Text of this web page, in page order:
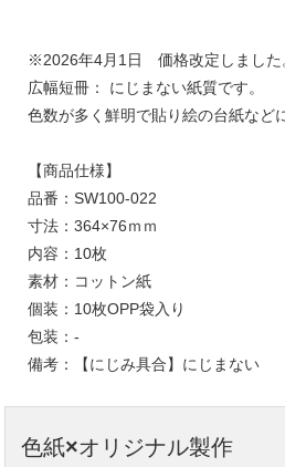
※2026年4月1日 価格改定しました
広幅短冊： にじまない紙質です。
色数が多く鮮明で貼り絵の台紙など
【商品仕様】
品番：SW100-022
寸法：364×76ｍｍ
内容：10枚
素材：コットン紙
個装：10枚OPP袋入り
包装：-
備考：【にじみ具合】にじまない
色紙×オリジナル製作